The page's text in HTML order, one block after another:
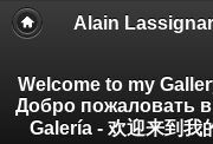
Alain
Welcome to my
Добро пожаловать
Galería - 欢迎来到我